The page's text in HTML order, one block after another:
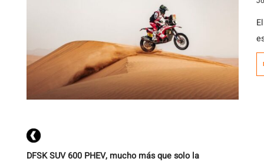
DFSK SUV 600 PHEV, mucho más que solo la